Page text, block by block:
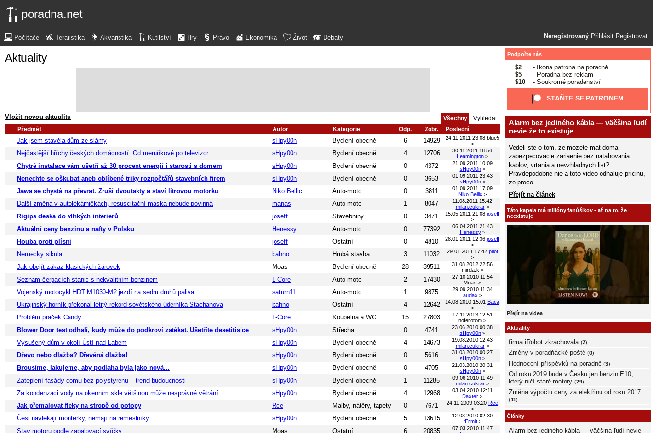
poradna.net
Neregistrovaný Přihlásit Registrovat
Počítače Teraristika Akvaristika Kutilství Hry Právo Ekonomika Život Debaty
Aktuality
Vložit novou aktualitu Všechny
Vyhledat
Předmět
Autor Kategorie Odp. Zobr. Poslední
Jak jsem stavěla dům ze slámy sHpy00n Bydlení obecně 6 14929 24.11.2011 23:08blue5
>
Nejčastější hříchy českých domácností. Od meruňkové po televizor sHpy00n Bydlení obecně 4 12706
30.11.2011 18:56
Leamington >
Chytré instalace vám ušetří až 30 procent energií i starosti s domem sHpy00n Bydlení obecně 0 4372
21.09.2011 10:09
sHpy00n >
Nenechte se oškubat aneb oblíbené triky rozpočtářů stavebních firem sHpy00n Bydlení obecně 0 3653
01.09.2011 23:43
sHpy00n >
Jawa se chystá na převrat. Zruší dvoutakty a staví litrovou motorku Niko Bellic Auto-moto 0 3811
01.09.2011 17:09
Niko Bellic >
Další změna v autolékárničkách, resuscitační maska nebude povinná manas Auto-moto 1 8047
11.08.2011 15:42
milan.cukrar >
Rigips deska do vlhkých interierů joseff Stavebniny 0 3471 15.05.2011 21:08 joseff
>
Aktuální ceny benzinu a nafty v Polsku Henessy Auto-moto 0 77392
06.04.2011 21:43
Henessy >
Houba proti plísni joseff Ostatní 0 4810 28.01.2011 12:36 joseff
>
Nemecky sikula bahno Hrubá stavba 3 11032 29.01.2011 17:42 pilot
>
Jak obejít zákaz klasických žárovek Moas Bydlení obecně 28 39511
31.08.2012 22:56
mirda.k >
Seznam čerpacích stanic s nekvalitním benzinem L-Core Auto-moto 2 17430
27.10.2010 11:54
Moas >
Vojenský motocykl HDT M1030-M2 jezdí na sedm druhů paliva saturn11 Auto-moto 1 9875
29.09.2010 11:34
audax >
Ukrajinský horník překonal letitý rekord sovětského úderníka Stachanova bahno Ostatní 4 12642 14.08.2010 15:01 Bača
>
Problém praček Candy L-Core Koupelna a WC 15 27803
17.11.2013 12:51
noferotom >
Blower Door test odhalí, kudy může do podkroví zatékat. Ušetříte desetitisíce sHpy00n Střecha 0 4741
23.06.2010 00:38
sHpy00n >
Vysušený dům v okolí Ústí nad Labem sHpy00n Bydlení obecně 4 14673
19.08.2010 12:43
milan.cukrar >
Dřevo nebo dlažba? Dřevěná dlažba! sHpy00n Bydlení obecně 0 5616
31.03.2010 00:27
sHpy00n >
Brousíme, lakujeme, aby podlaha byla jako nová... sHpy00n Bydlení obecně 0 4705
21.03.2010 20:31
sHpy00n >
Zateplení fasády domu bez polystyrenu – trend budoucnosti sHpy00n Bydlení obecně 1 11285
09.06.2010 11:49
milan.cukrar >
Za kondenzaci vody na okenním skle většinou může nesprávné větrání sHpy00n Bydlení obecně 4 12968
03.04.2010 12:11
Daxter >
Jak přemalovat fleky na stropě od potopy Rce Malby, nátěry, tapety 0 7671 24.11.2009 03:20 Rce
>
Češi navlékají montérky, nemají na řemeslníky sHpy00n Bydlení obecně 5 13615
12.03.2010 02:30
tErmit >
Stav motoru podle zapalovací svíčky Moas Ostatní 6 20835
07.03.2010 11:47
Podpořte nás
$2
- Ikona patrona na poradně
$5
- Poradna bez reklam
$10
- Soukromé poradenství
STAŇTE SE PATRONEM
Alarm bez jediného kábla — väčšina ľudí
nevie že to existuje
Vedeli ste o tom, ze mozete mat doma
zabezpecovacie zariaenie bez natahovania
kablov, vrtania a nevzhladnych list?
Pravdepodobne nie a toto video odhaluje pricinu,
ze preco
Přejít na článek
Táto kapela má milióny fanúšikov - až na to, že
neexistuje
Přejít na videa
Aktuality
firma iRobot zkrachovala (2)
Změny v poradňácké poště (0)
Hodnocení příspěvků na poradně (3)
Od roku 2019 bude v Česku jen benzin E10,
který ničí staré motory (29)
Změna výpočtu ceny za elektřinu od roku 2017
(11)
Články
Alarm bez jediného kábla — väčšina ľudí nevie